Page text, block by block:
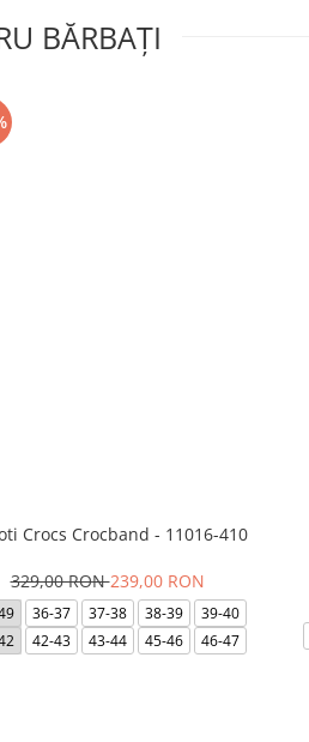
BĂRBAŢI
Crocs Crocband - 11016-410
329,00 RON239,00 RON
36-37 37-38 38-39
39-40
42-43 43-44 45-46 46-47